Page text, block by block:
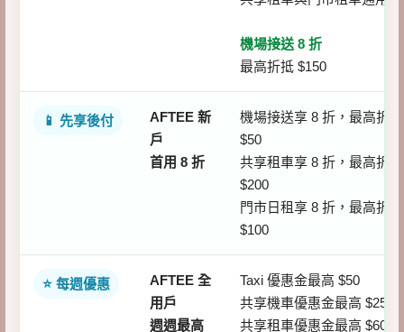
機場接送 8 折
最高折抵 $150
📱 先享後付
AFTEE 新
戶
首用 8 折
機場接送享 8 折，最高折
$50
共享租車享 8 折，最高折
$200
門市日租享 8 折，最高折
$100
⭐ 每週優惠
AFTEE 全
用戶
週週最高
Taxi 優惠金最高 $50
共享機車優惠金最高 $25
共享租車優惠金最高 $60